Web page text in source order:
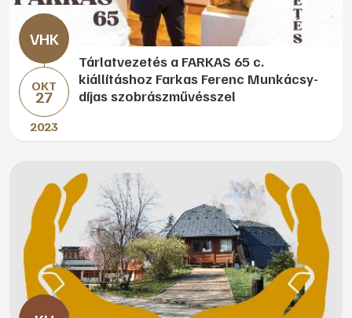
OKT
27
2023
Tárlatvezetés a FARKAS 65 c.
kiállításhoz Farkas Ferenc Munkácsy-
díjas szobrászművésszel